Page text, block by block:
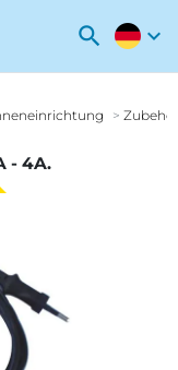
search expand_more
- 4A.